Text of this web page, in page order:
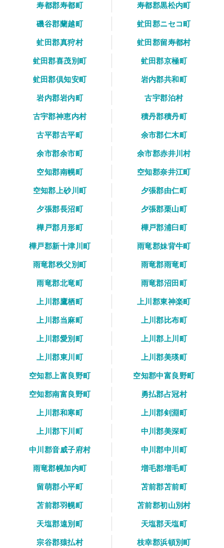
寿都郡寿都町
寿都郡黒松内町
磯谷郡蘭越町
虻田郡ニセコ町
虻田郡真狩村
虻田郡留寿都村
虻田郡喜茂別町
虻田郡京極町
虻田郡倶知安町
岩内郡共和町
岩内郡岩内町
古宇郡泊村
古宇郡神恵内村
積丹郡積丹町
古平郡古平町
余市郡仁木町
余市郡余市町
余市郡赤井川村
空知郡南幌町
空知郡奈井江町
空知郡上砂川町
夕張郡由仁町
夕張郡長沼町
夕張郡栗山町
樺戸郡月形町
樺戸郡浦臼町
樺戸郡新十津川町
雨竜郡妹背牛町
雨竜郡秩父別町
雨竜郡雨竜町
雨竜郡北竜町
雨竜郡沼田町
上川郡鷹栖町
上川郡東神楽町
上川郡当麻町
上川郡比布町
上川郡愛別町
上川郡上川町
上川郡東川町
上川郡美瑛町
空知郡上富良野町
空知郡中富良野町
空知郡南富良野町
勇払郡占冠村
上川郡和寒町
上川郡剣淵町
上川郡下川町
中川郡美深町
中川郡音威子府村
中川郡中川町
雨竜郡幌加内町
増毛郡増毛町
留萌郡小平町
苫前郡苫前町
苫前郡羽幌町
苫前郡初山別村
天塩郡遠別町
天塩郡天塩町
宗谷郡猿払村
枝幸郡浜頓別町